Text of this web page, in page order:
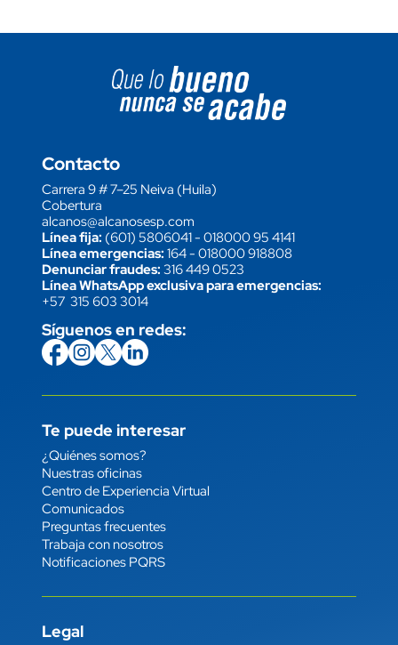
Image block
Contacto
Carrera 9 # 7–25 Neiva (Huila)
Cobertura
alcanos@alcanosesp.com
Línea fija: (601) 5806041-018000 95 4141
Línea emergencias: 164-018000 918808
Denunciar fraudes: 316 449 0523
Línea WhatsApp exclusiva para emergencias:
+57 315 603 3014
Síguenos en redes:
icon
Imagen
link icon
Imagen
link icon
Imagen
link icon
Imagen
link
Te puede interesar
Enlace
¿Quiénes somos?
Nuestras oficinas
Centro de Experiencia Virtual
Comunicados
Preguntas frecuentes
Trabaja con nosotros
Notificaciones PQRS
Legal